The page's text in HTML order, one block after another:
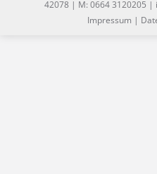
42078 | M: 0664 3120205 |
Impressum |